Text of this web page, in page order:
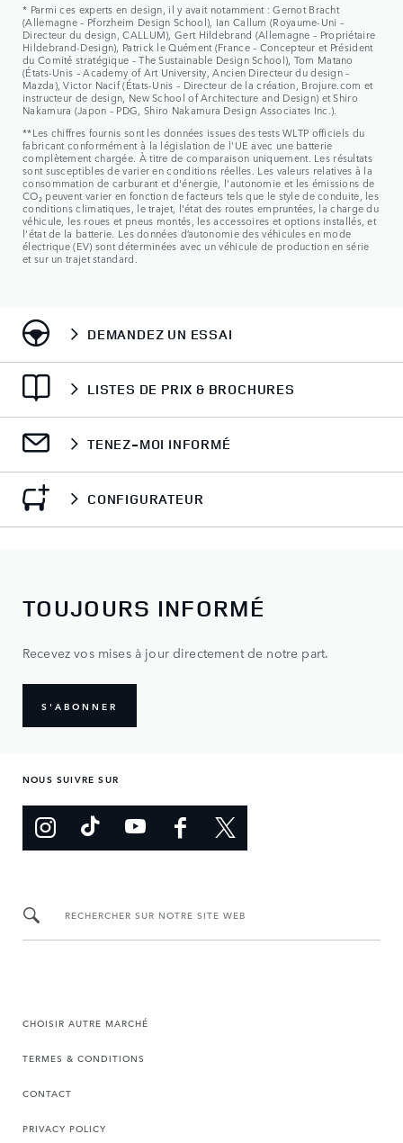
* Parmi ces experts en design, il y avait notamment : Gernot Bracht
(Allemagne – Pforzheim Design School), Ian Callum (Royaume-Uni –
Directeur du design, CALLUM), Gert Hildebrand (Allemagne – Propriétaire
Hildebrand-Design), Patrick le Quément (France – Concepteur et Président
du Comité stratégique – The Sustainable Design School), Tom Matano
(États-Unis – Academy of Art University, Ancien Directeur du design –
Mazda), Victor Nacif (États-Unis – Directeur de la création, Brojure.com et
instructeur de design, New School of Architecture and Design) et Shiro
Nakamura (Japon – PDG, Shiro Nakamura Design Associates Inc.).
**Les chiffres fournis sont les données issues des tests WLTP officiels du
fabricant conformément à la législation de l'UE avec une batterie
complètement chargée. À titre de comparaison uniquement. Les résultats
sont susceptibles de varier en conditions réelles. Les valeurs relatives à la
consommation de carburant et d'énergie, l'autonomie et les émissions de
CO₂ peuvent varier en fonction de facteurs tels que le style de conduite, les
conditions climatiques, le trajet, l'état des routes empruntées, la charge du
véhicule, les roues et pneus montés, les accessoires et options installés, et
l'état de la batterie. Les données d’autonomie des véhicules en mode
électrique (EV) sont déterminées avec un véhicule de production en série
et sur un trajet standard.
DEMANDEZ UN ESSAI
LISTES DE PRIX & BROCHURES
TENEZ-MOI INFORMÉ
CONFIGURATEUR
TOUJOURS INFORMÉ
Recevez vos mises à jour directement de notre part.
S'ABONNER
NOUS SUIVRE SUR
RECHERCHER SUR NOTRE SITE WEB
CHOISIR AUTRE MARCHÉ
TERMES & CONDITIONS
CONTACT
PRIVACY POLICY